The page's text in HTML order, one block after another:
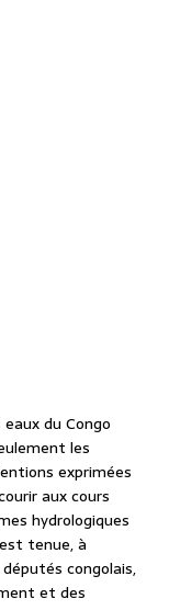
du Congo
les
exprimées
aux cours
hydrologiques
tenue, à
congolais,
et des